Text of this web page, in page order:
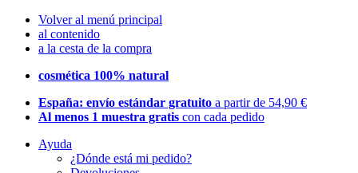
Volver al menú principal
al contenido
a la cesta de la compra
cosmética 100% natural
España: envío estándar gratuito a partir de 54,90 €
Al menos 1 muestra gratis con cada pedido
Ayuda
¿Dónde está mi pedido?